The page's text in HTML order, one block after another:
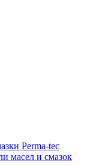
Perma-tec
масел и смазок